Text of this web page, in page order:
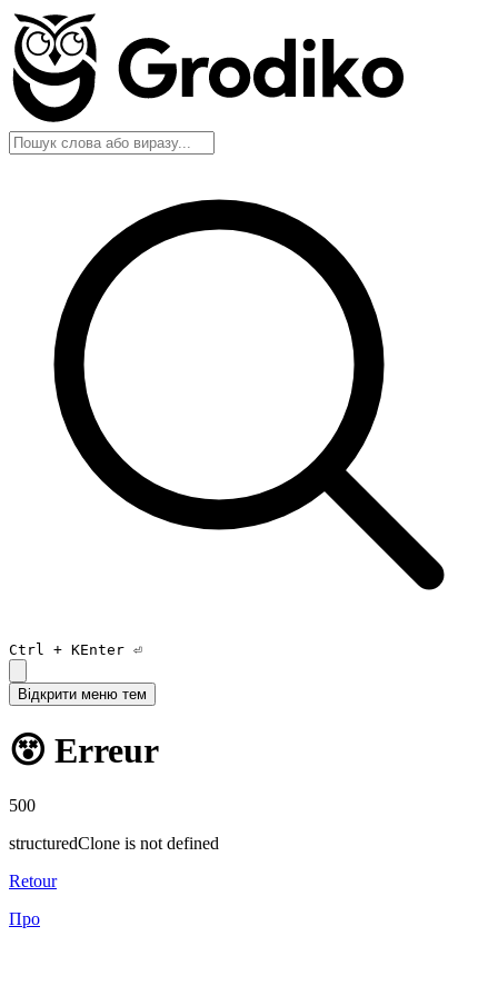
Ctrl + KEnter ⏎
Відкрити меню тем
😵 Erreur
500
structuredClone is not defined
Retour
Про